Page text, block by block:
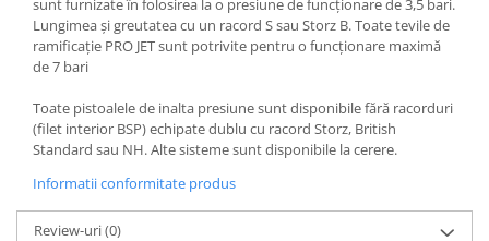
sunt furnizate în folosirea la o presiune de funcționare de 3,5 bari.
Lungimea și greutatea cu un racord S sau Storz B. Toate tevile de
ramificație PRO JET sunt potrivite pentru o funcționare maximă
de 7 bari
Toate pistoalele de inalta presiune sunt disponibile fără racorduri
(filet interior BSP) echipate dublu cu racord Storz, British
Standard sau NH. Alte sisteme sunt disponibile la cerere.
Informatii conformitate produs
Review-uri(0)